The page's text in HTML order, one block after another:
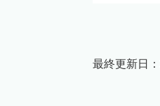
最終更新日：